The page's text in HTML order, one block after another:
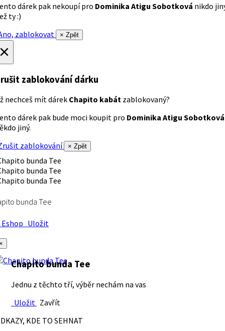
dárek pak nekoupí pro Dominika Atigu Sobotková nikdo
ty :)
zablokovat
× Zpět
zablokování dárku
nechceš mít dárek Chapito kabát zablokovaný?
dárek pak bude moci koupit pro Dominika Atigu Sobotková
jiný.
zablokování
× Zpět
bunda Tee
Uložit
Chapito bunda Tee
Jednu z těchto tří, výběr nechám na vas
Uložit Zavřít
KDE TO SEHNAT